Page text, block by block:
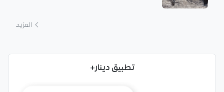
المزيد
تطبيق دينار+